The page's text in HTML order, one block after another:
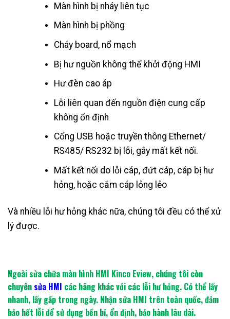
Màn hình bị nháy liên tục
Màn hình bị phồng
Cháy board, nổ mạch
Bị hư nguồn không thể khởi động HMI
Hư đèn cao áp
Lỗi liên quan đến nguồn điện cung cấp
không ổn định
Cổng USB hoặc truyền thông Ethernet/
RS485/ RS232 bị lỗi, gây mất kết nối.
Mất kết nối do lỗi cáp, đứt cáp, cáp bị hư
hỏng, hoặc cắm cáp lỏng lẻo
Và nhiều lỗi hư hỏng khác nữa, chúng tôi đều có thể xử
lý được.
Ngoài sửa chữa màn hình HMI Kinco Eview, chúng tôi còn
chuyên sửa HMI các hãng khác với các lỗi hư hỏng. Có thể lấy
nhanh, lấy gấp trong ngày. Nhận sửa HMI trên toàn quốc, đảm
bảo hết lỗi để sử dụng bền bỉ, ổn định, bảo hành lâu dài.